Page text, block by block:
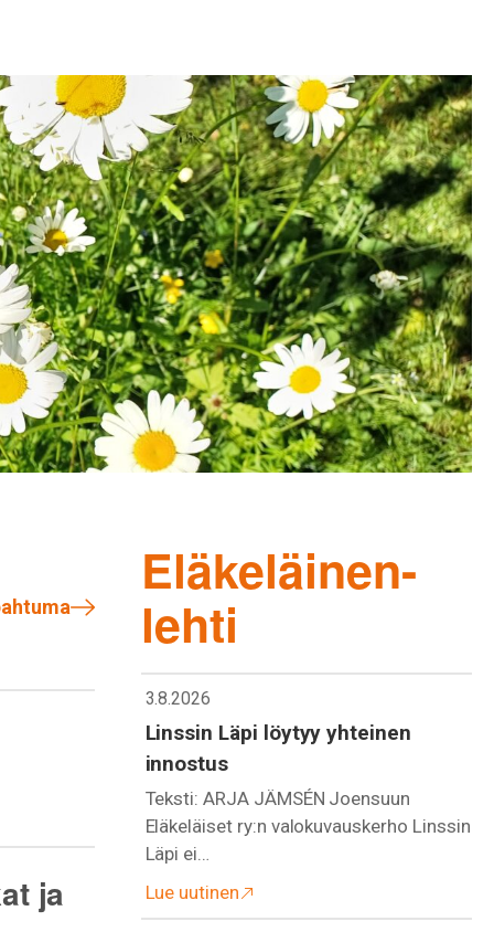
ja
Eläkeläinen-
lehti
3.8.2026
Linssin Läpi löytyy yhteinen
innostus
Teksti: ARJA JÄMSÉN Joensuun
Eläkeläiset ry:n valokuvauskerho Linssin
Läpi ei…
Lue uutinen